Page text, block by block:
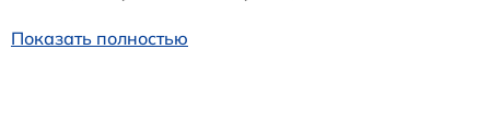
Показать полностью